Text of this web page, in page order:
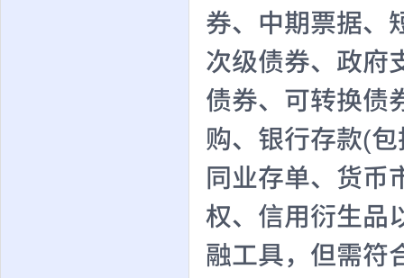
券、中期票据、
次级债券、政府
债券、可转换债
购、银行存款(
同业存单、货币
权、信用衍生品
融工具，但需符